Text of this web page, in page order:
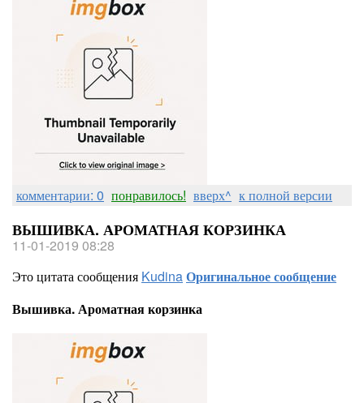
комментарии: 0 понравилось! вверх^ к полной версии
ВЫШИВКА. АРОМАТНАЯ КОРЗИНКА
11-01-2019 08:28
Это цитата сообщения KudinaОригинальное сообщение
Вышивка. Ароматная корзинка